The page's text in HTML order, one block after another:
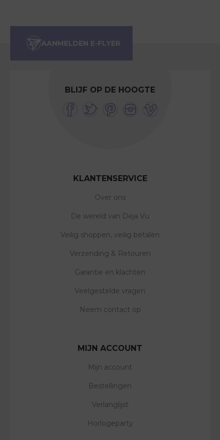
BLIJF OP DE HOOGTE
KLANTENSERVICE
Over ons
De wereld van Deja Vu
Veilig shoppen, veilig betalen
Verzending & Retouren
Garantie en klachten
Veelgestelde vragen
Neem contact op
MIJN ACCOUNT
Mijn account
Bestellingen
Verlanglijst
Horlogeparty